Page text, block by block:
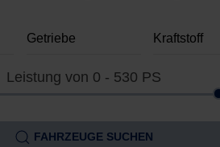
Leistung von 0 - 530 PS
FAHRZEUGE SUCHEN